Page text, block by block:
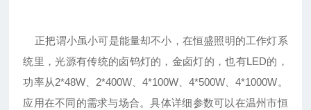
正把谓小虽小可是能量却不小，在恒盛照明的工作灯系
统里，光源有传统的卤钨灯的，金卤灯的，也有LED的，
功率从2*48W、2*400W、4*100W、4*500W、4*1000W。
应用在不同的需求与场合。具体详细参数可以在温州市恒